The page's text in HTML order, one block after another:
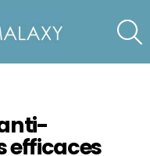
efficaces